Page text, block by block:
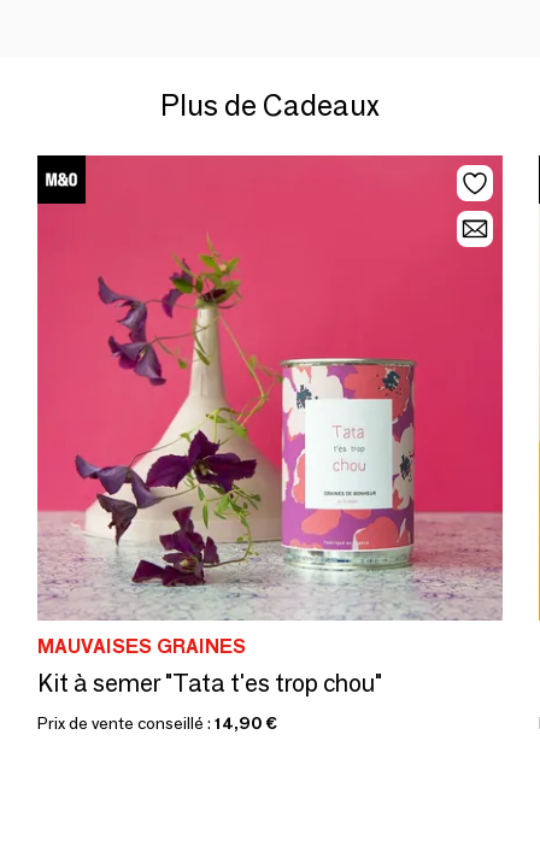
Plus de Cadeaux
MAUVAISES GRAINES
Kit à semer "Tata t'es trop chou"
Prix de vente conseillé : 14,90 €